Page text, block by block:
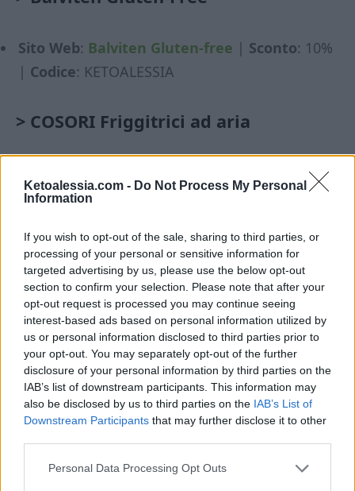
Ketoalessia.com - Do Not Process My Personal
Information
If you wish to opt-out of the sale, sharing to third parties, or
processing of your personal or sensitive information for
targeted advertising by us, please use the below opt-out
section to confirm your selection. Please note that after your
opt-out request is processed you may continue seeing
interest-based ads based on personal information utilized by
us or personal information disclosed to third parties prior to
your opt-out. You may separately opt-out of the further
disclosure of your personal information by third parties on the
IAB’s list of downstream participants. This information may
also be disclosed by us to third parties on the IAB’s List of
Downstream Participants that may further disclose it to other
Personal Data Processing Opt Outs
Sito Web: Balviten Gluten-free | Sconto: 10%
| Codice: KETOALESSIA
> COSORI Friggitrici ad aria
PALERMOCOSORI20
Non perdere queste fantastiche opportunità
di risparmio!Condividi queste offerte con amici
e familiari che seguono uno stile di vita keto e
low carb. Buon shopping!
Amazon, guadagno una piccola